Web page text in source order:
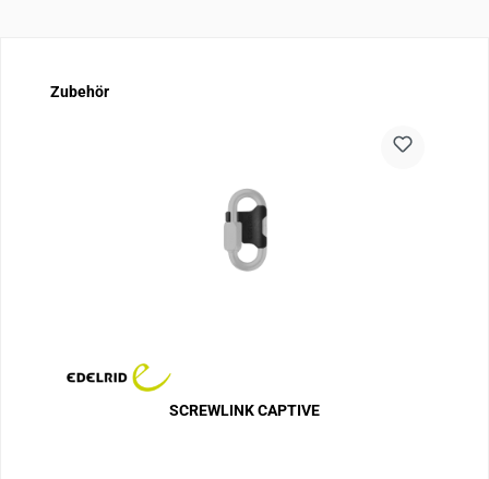
Produktgalerie überspringen
Zubehör
SCREWLINK CAPTIVE